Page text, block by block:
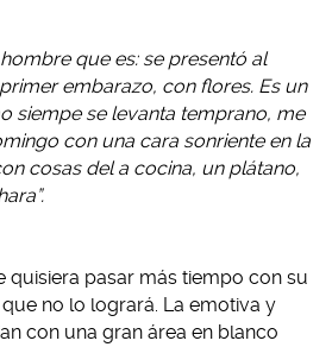
que es: se presentó al
embarazo, con flores. Es un
siempe se levanta temprano, me
con una cara sonriente en la
cosas del a cocina, un plátano,
quisiera pasar más tiempo con su
no lo logrará. La emotiva y
con una gran área en blanco